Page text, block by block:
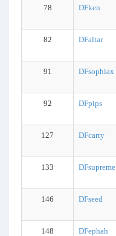
78 DFken
82 DFaltar
91 DFsophiax
92 DFpips
127 DFcarry
133 DFsupreme
146 DFseed
148 DFephah